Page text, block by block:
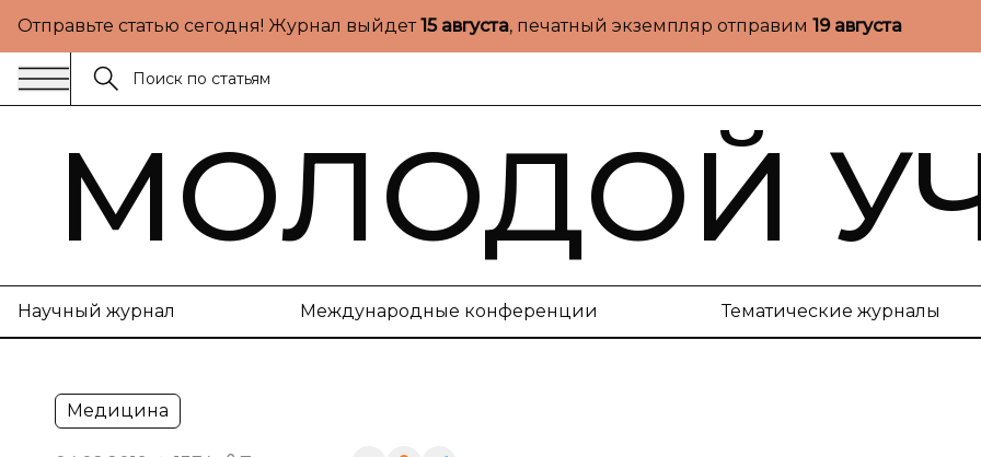
Отправьте статью сегодня! Журнал выйдет15 августа, печатный экземпляр отправим 19 августа
МОЛОДОЙ
Научный журнал Международные конференции Тематические журналы
Медицина